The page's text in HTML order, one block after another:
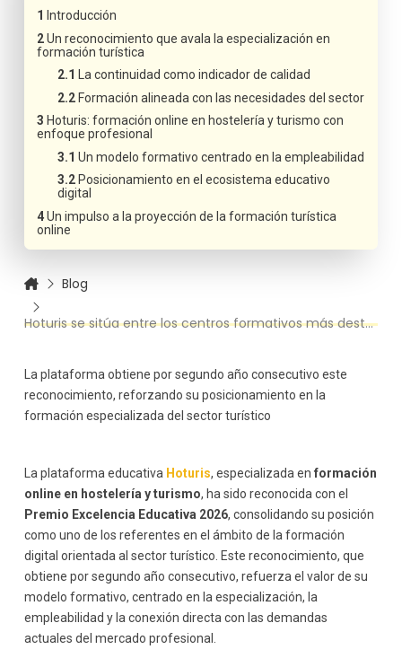
Introducción
Un reconocimiento que avala la especialización en
formación turística
La continuidad como indicador de calidad
Formación alineada con las necesidades del sector
Hoturis: formación online en hostelería y turismo con
enfoque profesional
Un modelo formativo centrado en la empleabilidad
Posicionamiento en el ecosistema educativo
digital
Un impulso a la proyección de la formación turística
online
Blog
Hoturis se sitúa entre los centros formativos más destacados tras obtener el Premio Excelencia Educativa 2026
La plataforma obtiene por segundo año consecutivo este
reconocimiento, reforzando su posicionamiento en la
formación especializada del sector turístico
La plataforma educativa Hoturis, especializada en formación
online en hostelería y turismo, ha sido reconocida con el
Premio Excelencia Educativa 2026, consolidando su posición
como uno de los referentes en el ámbito de la formación
digital orientada al sector turístico. Este reconocimiento, que
obtiene por segundo año consecutivo, refuerza el valor de su
modelo formativo, centrado en la especialización, la
empleabilidad y la conexión directa con las demandas
actuales del mercado profesional.